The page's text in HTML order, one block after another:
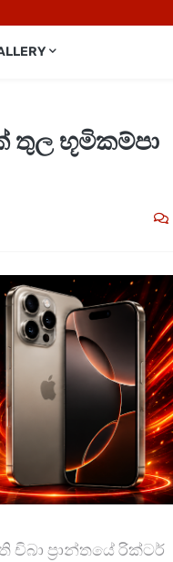
තුල භූමිකම්පා
ප්‍රාන්තයේ රික්ටර්